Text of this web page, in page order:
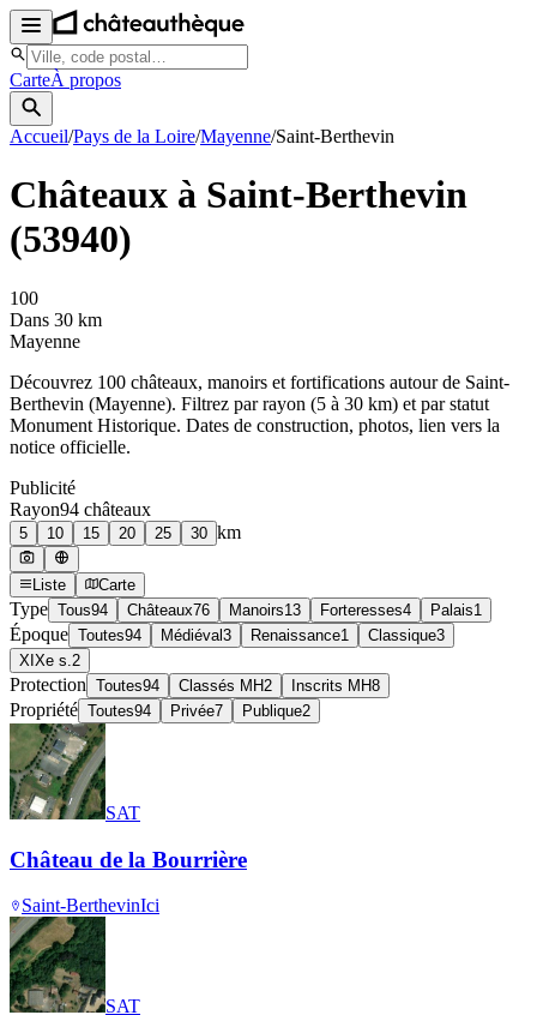
CarteÀ propos
Accueil/Pays de la Loire/Mayenne/Saint-Berthevin
Châteaux à Saint-Berthevin
(53940)
100
Dans 30 km
Mayenne
Découvrez 100 châteaux, manoirs et fortifications autour de Saint-
Berthevin (Mayenne). Filtrez par rayon (5 à 30 km) et par statut
Monument Historique. Dates de construction, photos, lien vers la
notice officielle.
Publicité
Rayon94 châteaux
5 10 15 20 25 30 km
Liste Carte
Type Tous94 Châteaux76 Manoirs13 Forteresses4 Palais1
Époque Toutes94 Médiéval 3 Renaissance1 Classique3
XIXe s. 2
Protection Toutes94 Classés MH2 Inscrits MH8
Propriété Toutes94 Privée7 Publique2
SAT
Château de la Bourrière
Saint-BerthevinIci
SAT